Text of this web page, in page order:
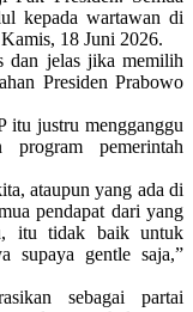
kepada wartawan di
18 Juni 2026.
dan jelas jika memilih
Presiden Prabowo
itu justru mengganggu
program pemerintah
ataupun yang ada di
pendapat dari yang
itu tidak baik untuk
supaya gentle saja,”
sebagai partai